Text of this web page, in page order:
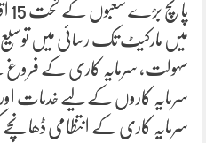
میں مارکیٹ تک رسائی میں
سہولت، سرمایہ کاری کے فروغ
سرمایہ کاروں کے لیے خدمات اور
سرمایہ کاری کے انتظامی ڈھانچے